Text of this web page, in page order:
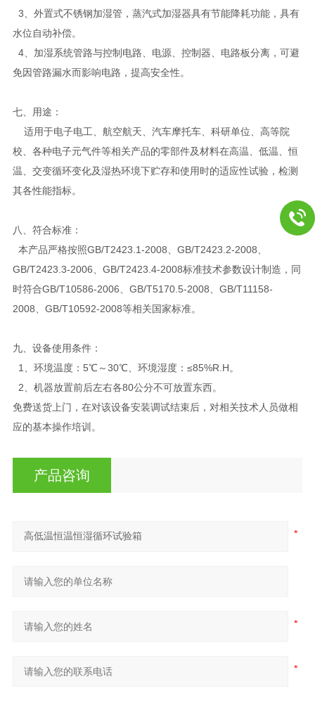
3、外置式不锈钢加湿管，蒸汽式加湿器具有节能降耗功能，具有
水位自动补偿。
4、加湿系统管路与控制电路、电源、控制器、电路板分离，可避
免因管路漏水而影响电路，提高安全性。
七、用途：
适用于电子电工、航空航天、汽车摩托车、科研单位、高等院
校、各种电子元气件等相关产品的零部件及材料在高温、低温、恒
温、交变循环变化及湿热环境下贮存和使用时的适应性试验，检测
其各性能指标。
八、 符合标准：
本产品严格按照GB/T2423.1-2008、GB/T2423.2-2008、
GB/T2423.3-2006、GB/T2423.4-2008标准技术参数设计制造，同
时符合GB/T10586-2006、GB/T5170.5-2008、GB/T11158-
2008、GB/T10592-2008等相关国家标准。
九、设备使用条件：
1、环境温度：5℃～30℃、环境湿度：≤85%R.H。
2、机器放置前后左右各80公分不可放置东西。
免费送货上门，在对该设备安装调试结束后，对相关技术人员做相
应的基本操作培训。
产品咨询